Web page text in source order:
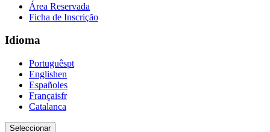
Área Reservada
Ficha de Inscrição
Idioma
Portuguêspt
Englishen
Españoles
Françaisfr
Catalanca